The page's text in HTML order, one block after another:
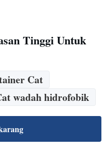
Tinggi Untuk
Cat
wadah hidrofobik